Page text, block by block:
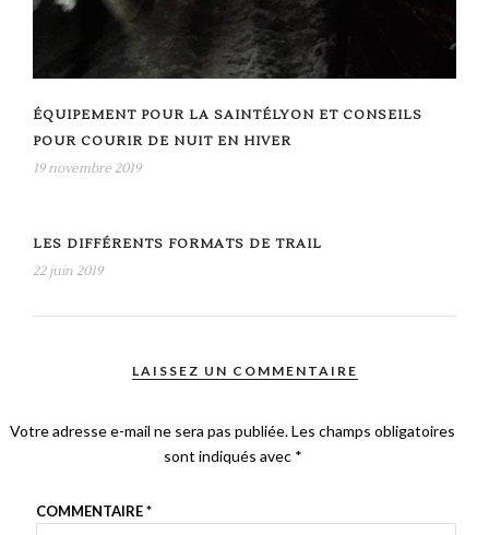
ÉQUIPEMENT POUR LA SAINTÉLYON ET CONSEILS
POUR COURIR DE NUIT EN HIVER
19 novembre 2019
LES DIFFÉRENTS FORMATS DE TRAIL
22 juin 2019
LAISSEZ UN COMMENTAIRE
Votre adresse e-mail ne sera pas publiée.Les champs obligatoires
sont indiqués avec *
COMMENTAIRE*